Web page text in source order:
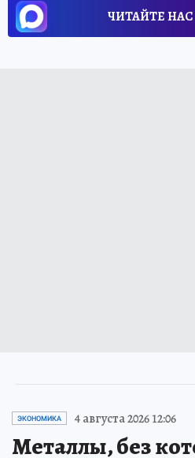
ЧИТАЙТЕ
ЭКОНОМИКА 4 августа 2026 12:06
Металлы, без